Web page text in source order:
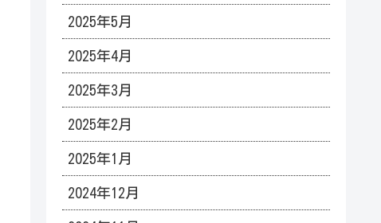
2025年5月
2025年4月
2025年3月
2025年2月
2025年1月
2024年12月